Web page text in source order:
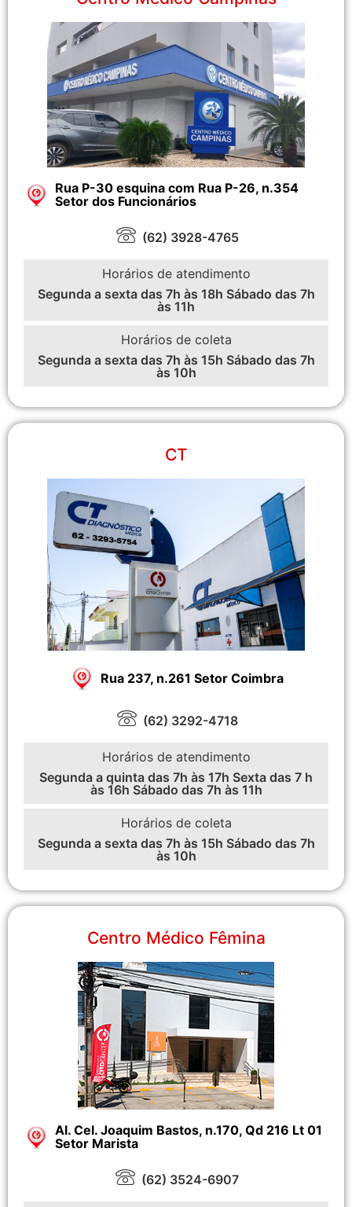
Rua P-30 esquina com Rua P-26, n.354
Setor dos Funcionários
(62) 3928-4765
Horários de atendimento
Segunda a sexta das 7h às 18h Sábado das 7h
às 11h
Horários de coleta
Segunda a sexta das 7h às 15h Sábado das 7h
às 10h
CT
Rua 237, n.261 Setor Coimbra
(62) 3292-4718
Horários de atendimento
Segunda a quinta das 7h às 17h Sexta das 7 h
às 16h Sábado das 7h às 11h
Horários de coleta
Segunda a sexta das 7h às 15h Sábado das 7h
às 10h
Centro Médico Fêmina
Al. Cel. Joaquim Bastos, n.170, Qd 216 Lt 01
Setor Marista
(62) 3524-6907